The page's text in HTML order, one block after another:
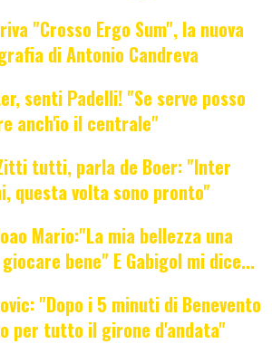
"Crosso Ergo Sum", la nuova
di Antonio Candreva
senti Padelli! "Se serve posso
anch'io il centrale"
Zitti tutti, parla de Boer: "Inter
questa volta sono pronto"
Mario:"La mia bellezza una
bene" E Gabigol mi dice...
"Dopo i 5 minuti di Benevento
per tutto il girone d'andata"